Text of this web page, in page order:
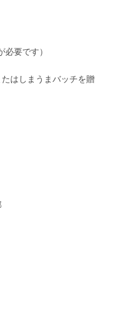
要です）
はしまうまバッチを贈